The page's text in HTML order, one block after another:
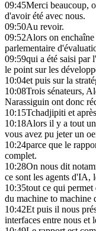
09:45Merci beaucoup,
d'avoir été avec nous.
09:50Au revoir.
09:52Alors on enchaîne
parlementaire
09:59qui a été saisi par
le point sur les
10:04et puis sur la
10:08Trois sénateurs,
Narassiguin ont donc
10:15Tchadjipiti et
10:18Alors il y a tout un
vous avez pu jeter un
10:24parce que le
complet.
10:28On nous dit
ce sont les agents d'IA,
10:35tout ce qui permet
du machine to machine
10:42Et puis il nous
interfaces entre nous et